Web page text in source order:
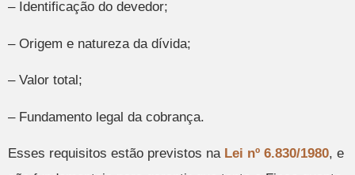
– Identificação do devedor;
– Origem e natureza da dívida;
– Valor total;
– Fundamento legal da cobrança.
Esses requisitos estão previstos na Lei nº 6.830/1980, e